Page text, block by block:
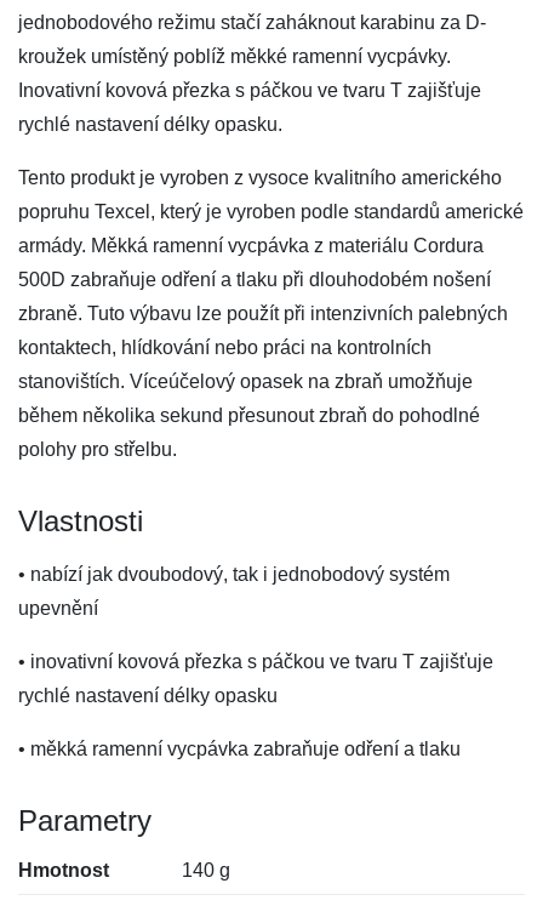
jednobodového režimu stačí zaháknout karabinu za D-
kroužek umístěný poblíž měkké ramenní vycpávky.
Inovativní kovová přezka s páčkou ve tvaru T zajišťuje
rychlé nastavení délky opasku.
Tento produkt je vyroben z vysoce kvalitního amerického
popruhu Texcel, který je vyroben podle standardů americké
armády. Měkká ramenní vycpávka z materiálu Cordura
500D zabraňuje odření a tlaku při dlouhodobém nošení
zbraně. Tuto výbavu lze použít při intenzivních palebných
kontaktech, hlídkování nebo práci na kontrolních
stanovištích. Víceúčelový opasek na zbraň umožňuje
během několika sekund přesunout zbraň do pohodlné
polohy pro střelbu.
Vlastnosti
• nabízí jak dvoubodový, tak i jednobodový systém
upevnění
• inovativní kovová přezka s páčkou ve tvaru T zajišťuje
rychlé nastavení délky opasku
• měkká ramenní vycpávka zabraňuje odření a tlaku
Parametry
Hmotnost 140 g